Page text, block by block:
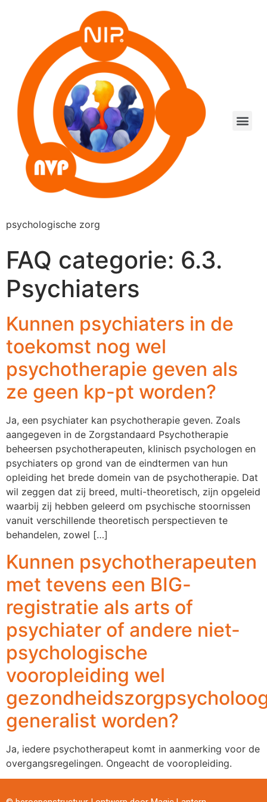
psychologische zorg
FAQ categorie: 6.3.
Psychiaters
Kunnen psychiaters in de
toekomst nog wel
psychotherapie geven als
ze geen kp-pt worden?
Ja, een psychiater kan psychotherapie geven. Zoals
aangegeven in de Zorgstandaard Psychotherapie
beheersen psychotherapeuten, klinisch psychologen en
psychiaters op grond van de eindtermen van hun
opleiding het brede domein van de psychotherapie. Dat
wil zeggen dat zij breed, multi-theoretisch, zijn opgeleid
waarbij zij hebben geleerd om psychische stoornissen
vanuit verschillende theoretisch perspectieven te
behandelen, zowel […]
Kunnen psychotherapeuten
met tevens een BIG-
registratie als arts of
psychiater of andere niet-
psychologische
vooropleiding wel
generalist worden?
Ja, iedere psychotherapeut komt in aanmerking voor de
overgangsregelingen. Ongeacht de vooropleiding.